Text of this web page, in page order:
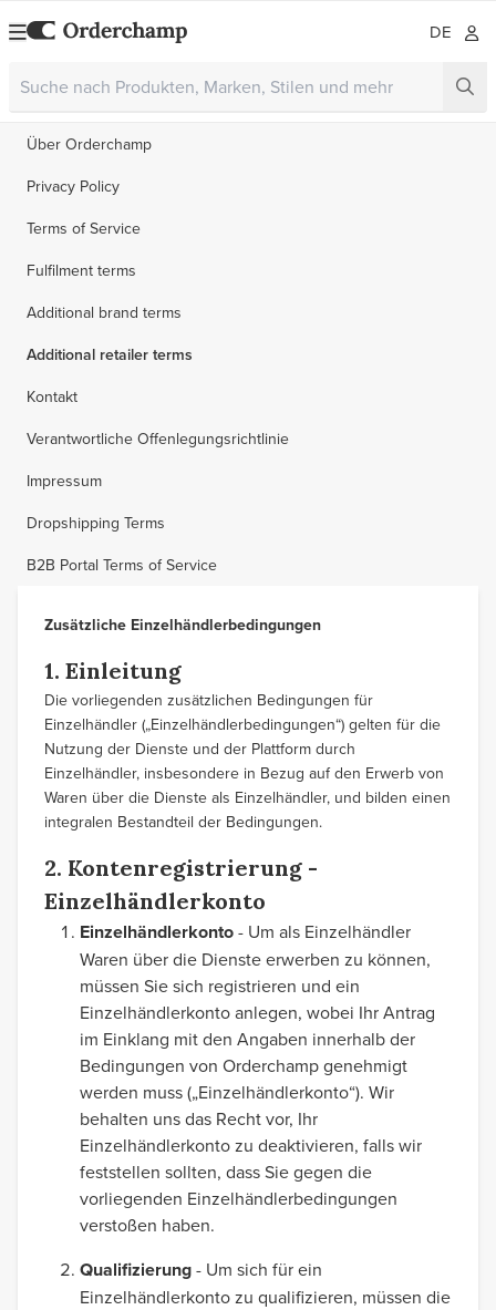
DE
Über Orderchamp
Privacy Policy
Terms of Service
Fulfilment terms
Additional brand terms
Additional retailer terms
Kontakt
Verantwortliche Offenlegungsrichtlinie
Impressum
Dropshipping Terms
B2B Portal Terms of Service
Zusätzliche Einzelhändlerbedingungen
1. Einleitung
Die vorliegenden zusätzlichen Bedingungen für
Einzelhändler („Einzelhändlerbedingungen“) gelten für die
Nutzung der Dienste und der Plattform durch
Einzelhändler, insbesondere in Bezug auf den Erwerb von
Waren über die Dienste als Einzelhändler, und bilden einen
integralen Bestandteil der Bedingungen.
2. Kontenregistrierung -
Einzelhändlerkonto
Einzelhändlerkonto- Um als Einzelhändler
Waren über die Dienste erwerben zu können,
müssen Sie sich registrieren und ein
Einzelhändlerkonto anlegen, wobei Ihr Antrag
im Einklang mit den Angaben innerhalb der
Bedingungen von Orderchamp genehmigt
werden muss („Einzelhändlerkonto“). Wir
behalten uns das Recht vor, Ihr
Einzelhändlerkonto zu deaktivieren, falls wir
feststellen sollten, dass Sie gegen die
vorliegenden Einzelhändlerbedingungen
verstoßen haben.
Qualifizierung- Um sich für ein
Einzelhändlerkonto zu qualifizieren, müssen die